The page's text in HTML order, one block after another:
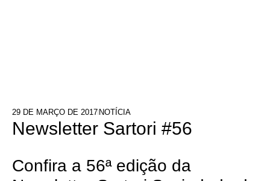
29 DE MARÇO DE 2017 NOTÍCIA
Newsletter Sartori #56
Confira a 56ª edição da